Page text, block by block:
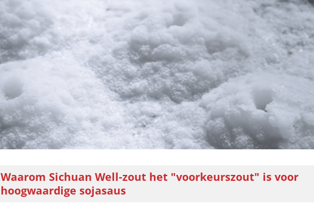
Waarom Sichuan Well-zout het "voorkeurszout" is voor
hoogwaardige sojasaus